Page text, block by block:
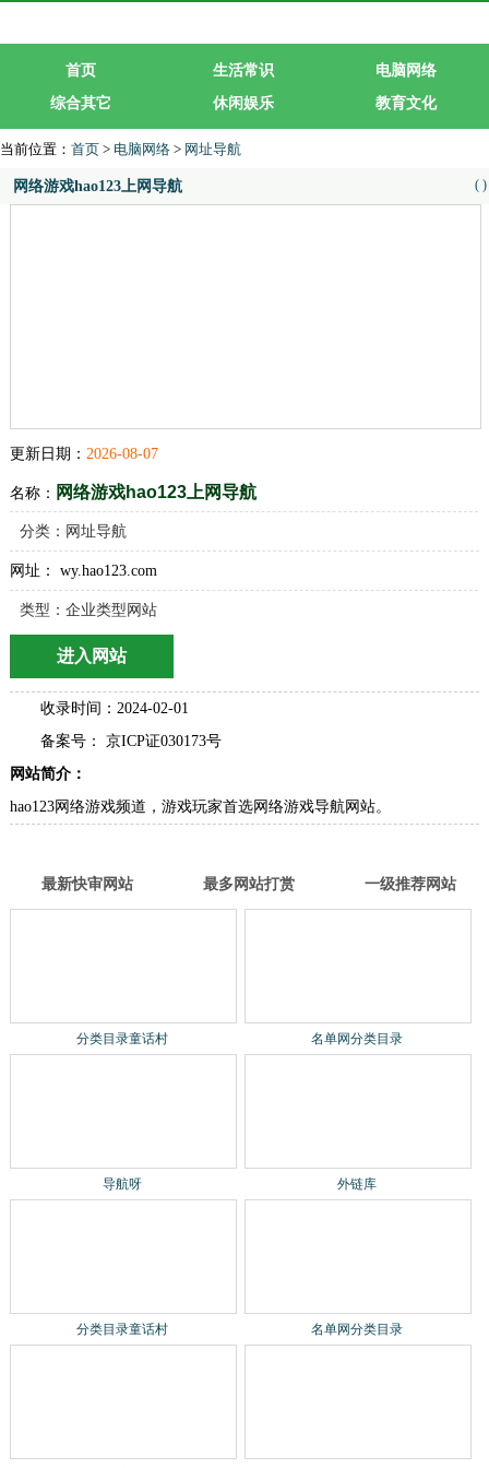
首页 生活常识
电脑网络
综合其它
休闲娱乐
教育文化
当前位置： 首页 > 电脑网络 > 网址导航
网络游戏hao123上网导航 ( )
更新日期： 2026-08-07
名称： 网络游戏hao123上网导航
分类： 网址导航
网址： wy.hao123.com
类型：企业类型网站
进入网站
收录时间：2024-02-01
备案号： 京ICP证030173号
网站简介：
hao123网络游戏频道，游戏玩家首选网络游戏导航网站。
最新快审网站 最多网站打赏 一级推荐网站
分类目录童话村
名单网分类目录
导航呀